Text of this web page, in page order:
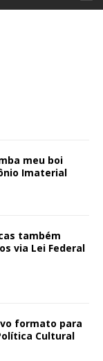
meu boi
Imaterial
também
via Lei Federal
formato para
Cultural